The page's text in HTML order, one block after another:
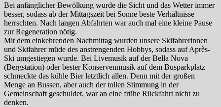
Bei anfänglicher Bewölkung wurde die Sicht und das Wetter immer
besser, sodass ab der Mittagszeit bei Sonne beste Verhältnisse
herrschten. Nach langen Abfahrten war auch mal eine kleine Pause
zur Regeneration nötig.
Mit dem einkehrenden Nachmittag wurden unsere Skifahrerinnen
und Skifahrer müde des anstrengenden Hobbys, sodass auf Après-
Ski umgestiegen wurde. Bei Livemusik auf der Bella Nova
(Bergstation) oder bester Konservenmusik auf dem Busparkplatz
schmeckte das kühle Bier letztlich allen. Denn mit der großen
Menge an Bussen, aber auch der tollen Stimmung in der
Gemeinschaft geschuldet, war an eine frühe Rückfahrt nicht zu
denken.